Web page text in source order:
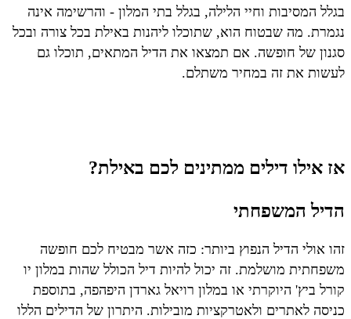
בגלל המסיבות וחיי הלילה, בגלל בתי המלון - והרשימה אינה
נגמרת. מה שבטוח הוא, שתוכלו ליהנות באילת בכל צורה ובכל
סגנון של חופשה. אם תמצאו את הדיל המתאים, תוכלו גם
לעשות את זה במחיר משתלם.
אז אילו דילים ממתינים לכם באילת?
הדיל המשפחתי
זהו אולי הדיל הנפוץ ביותר: כזה אשר מבטיח לכם חופשה
משפחתית מושלמת. זה יכול להיות דיל הכולל שהות במלון יו
קורל ביץ' היוקרתי או במלון רויאל גארדן היפהפה, בתוספת
כניסה לאתרים ולאטרקציות מובילות. היתרון של הדילים הללו